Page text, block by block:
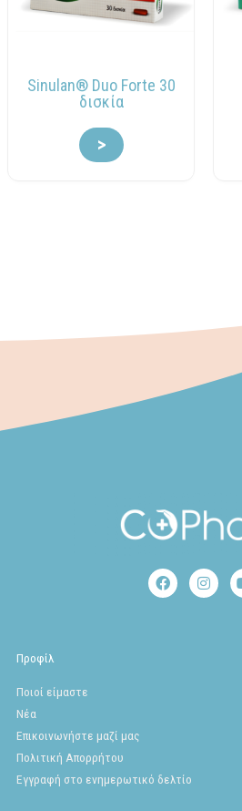
Sinulan® Duo Forte 30
δισκία
>
F
a
I
n
Προφίλ
Ποιοί είμαστε
Νέα
Επικοινωνήστε μαζί μας
Πολιτική Απορρήτου
Εγγραφή στο ενημερωτικό δελτίο